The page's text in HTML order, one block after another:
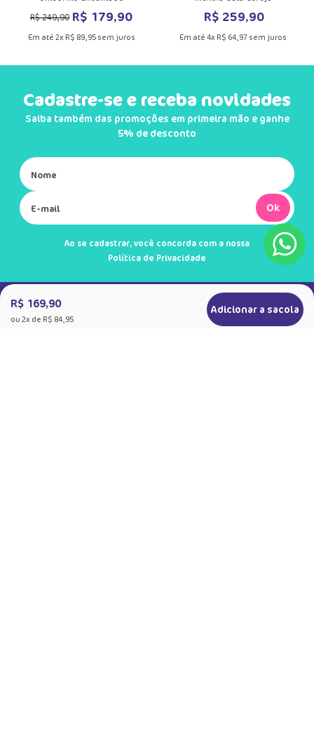
R$249,90 R$ 179,90
Em até 2x R$ 89,95sem juros
R$ 259,90
Em até 4x R$ 64,97sem juros
R$ 169,90
ou 2x de R$ 84,95
Adicionar a sacola
Cadastre-se e receba novidades
Saiba também das promoções em primeira mão e ganhe
5% de desconto
Ok
Ao se cadastrar, você concorda com a nossa
Política de Privacidade